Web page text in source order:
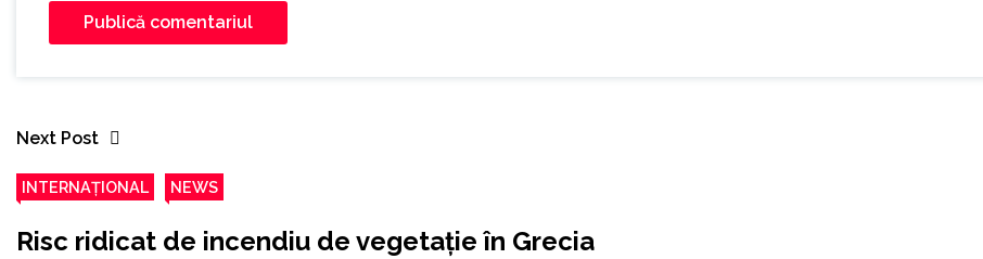
Next Post
INTERNAȚIONAL NEWS
Risc ridicat de incendiu de vegetaţie în Grecia